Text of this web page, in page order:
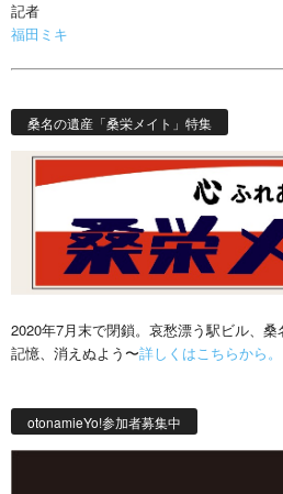
記者
福田ミキ
桑名の遺産「桑栄メイト」特集
2020年7月末で閉鎖。哀愁漂う駅ビル、
記憶、消えぬよう〜詳しくはこちらから。
otonamieYo!参加者募集中